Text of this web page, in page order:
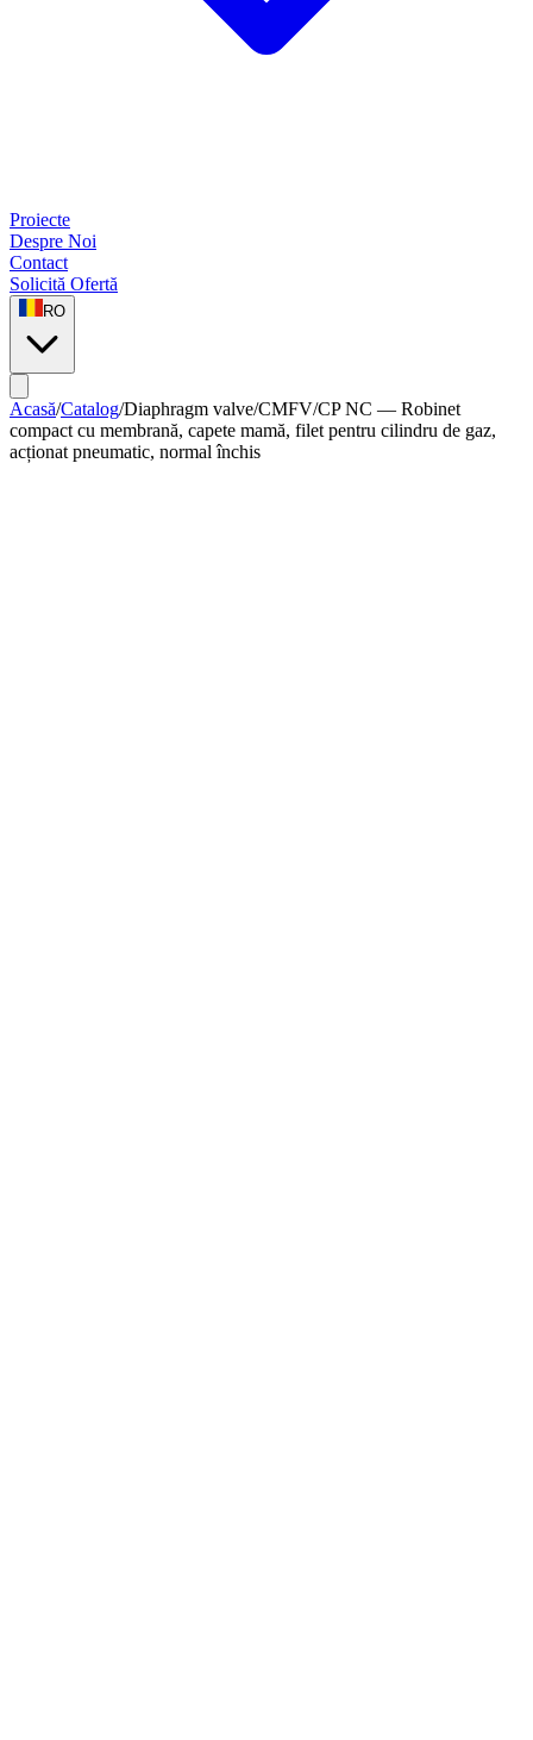
Proiecte
Despre Noi
Contact
Solicită Ofertă
RO
Acasă/Catalog/Diaphragm valve/CMFV/CP NC — Robinet
compact cu membrană, capete mamă, filet pentru cilindru de gaz,
acționat pneumatic, normal închis